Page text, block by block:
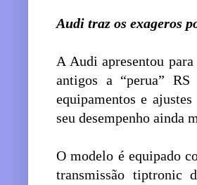
Audi traz os exageros
A Audi apresentou
antigos a “perua”
equipamentos e
seu desempenho ainda
O modelo é equipado
transmissão tiptronic